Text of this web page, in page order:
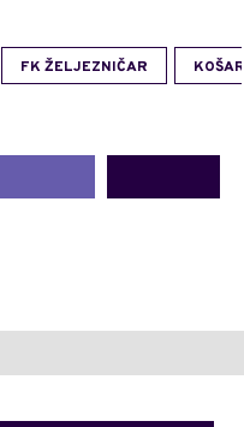
FK ŽELJEZNIČAR